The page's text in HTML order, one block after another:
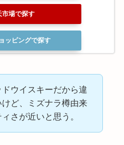
市場で探す
ッピングで探す
ウイスキーだから違
けど、ミズナラ樽由来
さが近いと思う。